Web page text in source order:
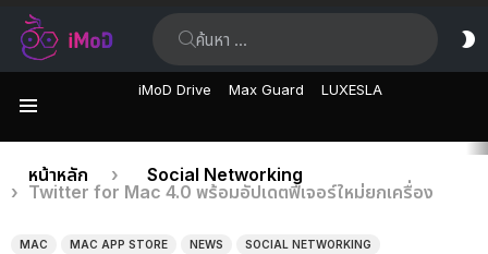
iMoD Drive Max Guard LUXESLA
เรื่อง
ล่าสุด
คุณอยู่ที่นี่:
หน้าหลัก
Social Networking
Twitter for Mac 4.0 พร้อมอัปเดตฟีเจอร์ใหม่ยกเครื่อง
MAC MAC APP STORE NEWS SOCIAL NETWORKING